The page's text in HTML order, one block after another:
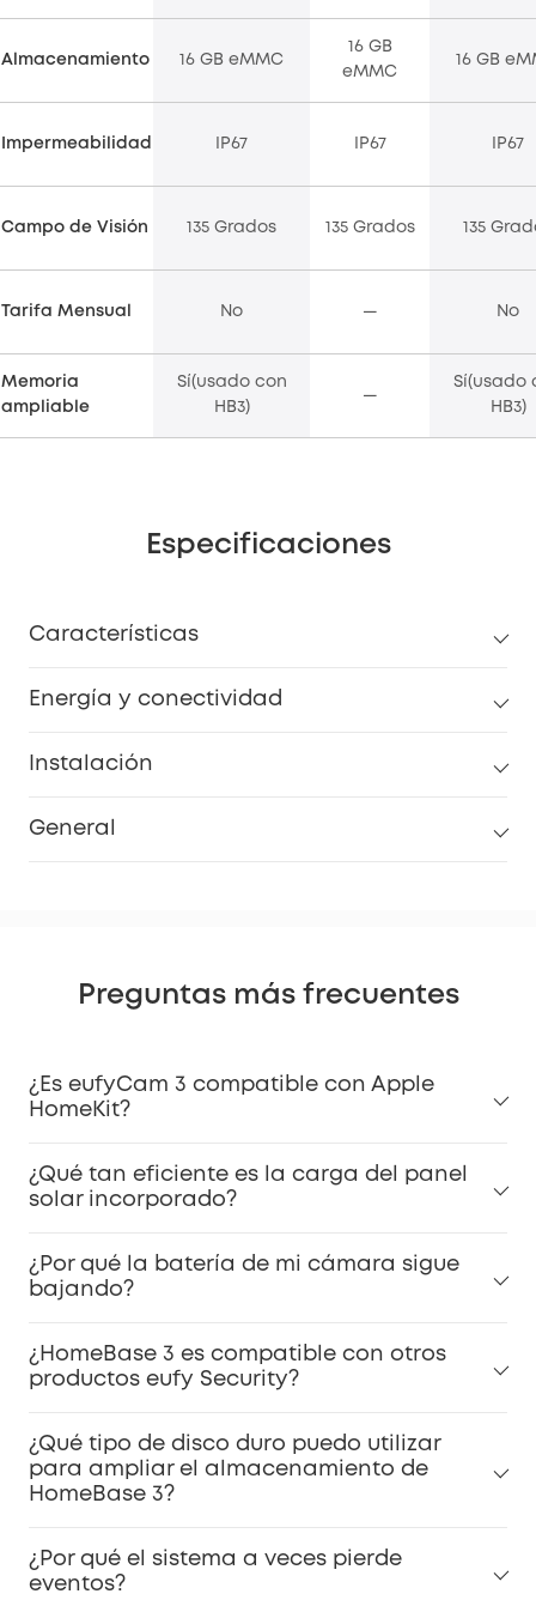
Almacenamiento 16 GB eMMC
16 GB
eMMC
16 GB
Impermeabilidad IP67 IP67 IP67
Campo de Visión 135 Grados 135 Grados 135
Tarifa Mensual No — No
Memoria
ampliable
Sí(usado con
HB3)
—
Sí(usado
HB3)
Especificaciones
Características
Energía y conectividad
Instalación
General
Preguntas más frecuentes
¿Es eufyCam 3 compatible con Apple
HomeKit?
¿Qué tan eficiente es la carga del panel
solar incorporado?
¿Por qué la batería de mi cámara sigue
bajando?
¿HomeBase 3 es compatible con otros
productos eufy Security?
¿Qué tipo de disco duro puedo utilizar
para ampliar el almacenamiento de
HomeBase 3?
¿Por qué el sistema a veces pierde
eventos?